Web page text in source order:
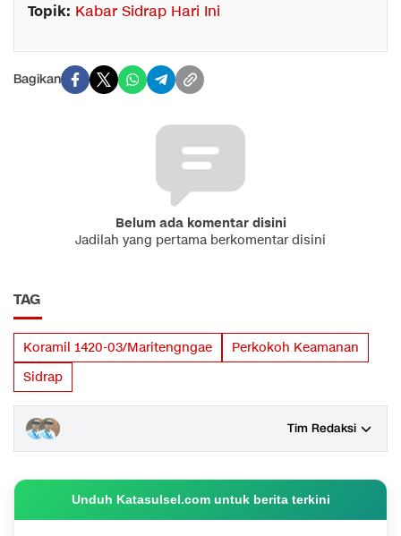
Topik: Kabar Sidrap Hari Ini
Bagikan
Belum ada komentar disini
Jadilah yang pertama berkomentar disini
TAG
Koramil 1420-03/Maritengngae
Perkokoh Keamanan
Sidrap
Tim Redaksi
Unduh Katasulsel.com untuk berita terkini